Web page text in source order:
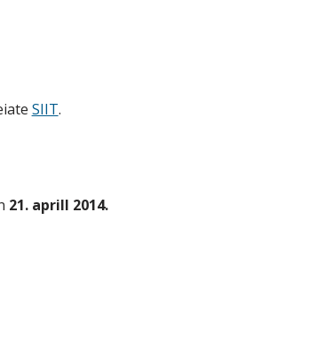
SIIT.
21. aprill 2014.